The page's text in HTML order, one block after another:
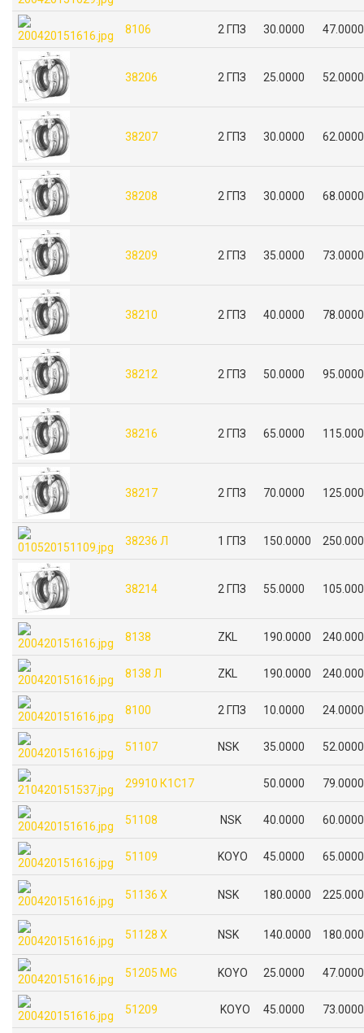
8106 2 ГПЗ 30.0000 47.0000
38206 2 ГПЗ 25.0000 52.0000
38207 2 ГПЗ 30.0000 62.0000
38208 2 ГПЗ 30.0000 68.0000
38209 2 ГПЗ 35.0000 73.0000
38210 2 ГПЗ 40.0000 78.0000
38212 2 ГПЗ 50.0000 95.0000
38216 2 ГПЗ 65.0000
38217 2 ГПЗ 70.0000
38236 Л 1 ГПЗ 150.0000
38214 2 ГПЗ 55.0000
8138 ZKL 190.0000
8138 Л ZKL 190.0000
8100 2 ГПЗ 10.0000 24.0000
51107 NSK 35.0000 52.0000
29910 К1С17 50.0000 79.0000
51108 NSK 40.0000 60.0000
51109 KOYO 45.0000 65.0000
51136 X NSK 180.0000
51128 X NSK 140.0000
51205 MG KOYO 25.0000 47.0000
51209 KOYO 45.0000 73.0000